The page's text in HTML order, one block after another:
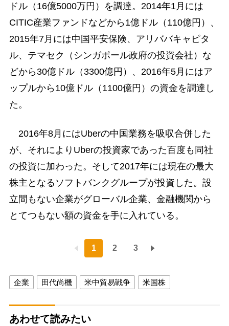
ドル（16億5000万円）を調達。2014年1月には
CITIC産業ファンドなどから1億ドル（110億円）、
2015年7月には中国平安保険、アリババキャピタ
ル、テマセク（シンガポール政府の投資会社）な
どから30億ドル（3300億円）、2016年5月にはア
ップルから10億ドル（1100億円）の資金を調達し
た。
2016年8月にはUberの中国業務を吸収合併した
が、それによりUberの投資家であった百度も同社
の投資に加わった。そして2017年には現在の最大
株主となるソフトバンクグループが投資した。設
立間もない企業がグローバル企業、金融機関から
とてつもない額の資金を手に入れている。
1 2 3
企業 田代尚機 米中貿易戦争 米国株
あわせて読みたい